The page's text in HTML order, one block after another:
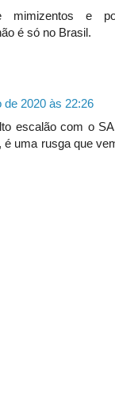
mimizentos e
é só no Brasil.
de 2020 às 22:26
escalão com o
é uma rusga que